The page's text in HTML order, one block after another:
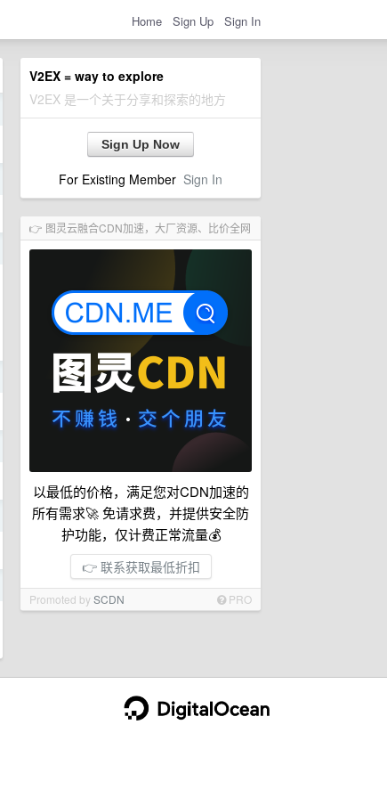
Home Sign Up Sign In
V2EX = way to explore
V2EX 是一个关于分享和探索的地方
Sign Up Now
For Existing Member Sign In
👉 图灵云融合CDN加速，大厂资源、比价全网
以最低的价格，满足您对CDN加速的
所有需求🚀 免请求费，并提供安全防
护功能，仅计费正常流量💰
👉 联系获取最低折扣
Promoted bySCDN PRO